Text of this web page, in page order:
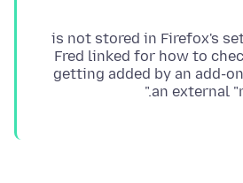
is not stored in Firefox's
Fred linked for how to
getting added by an add-
an external